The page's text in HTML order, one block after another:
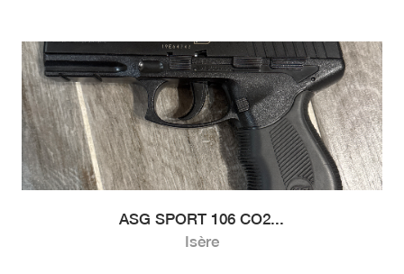
ASG SPORT 106 CO2...
Isère